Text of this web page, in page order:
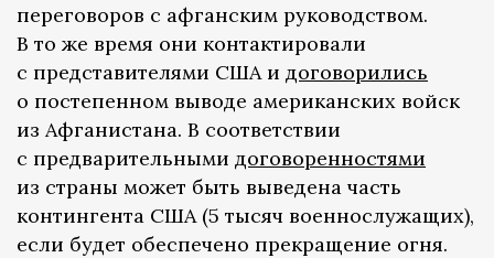
переговоров с афганским руководством.
В то же время они контактировали
с представителями США и договорились
о постепенном выводе американских войск
из Афганистана. В соответствии
с предварительными договоренностями
из страны может быть выведена часть
контингента США (5 тысяч военнослужащих),
если будет обеспечено прекращение огня.